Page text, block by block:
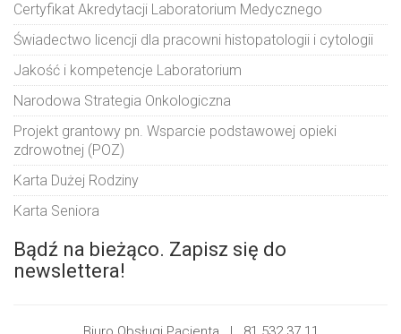
Certyfikat Akredytacji Laboratorium Medycznego
Świadectwo licencji dla pracowni histopatologii i cytologii
Jakość i kompetencje Laboratorium
Narodowa Strategia Onkologiczna
Projekt grantowy pn. Wsparcie podstawowej opieki
zdrowotnej (POZ)
Karta Dużej Rodziny
Karta Seniora
Bądź na bieżąco. Zapisz się do
newslettera!